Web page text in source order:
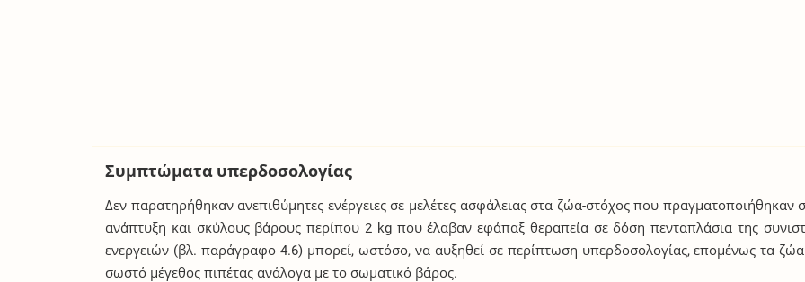
Συμπτώματα υπερδοσολογίας
Δεν παρατηρήθηκαν ανεπιθύμητες ενέργειες σε μελέτες ασφάλειας στα ζώα-στόχος που
ανάπτυξη και σκύλους βάρους περίπου 2 kg που έλαβαν εφάπαξ θεραπεία σε δόση πενταπλάσια της
ενεργειών (βλ. παράγραφο 4.6) μπορεί, ωστόσο, να αυξηθεί σε περίπτωση υπερδοσολογίας, επομένως τα
σωστό μέγεθος πιπέτας ανάλογα με το σωματικό βάρος.